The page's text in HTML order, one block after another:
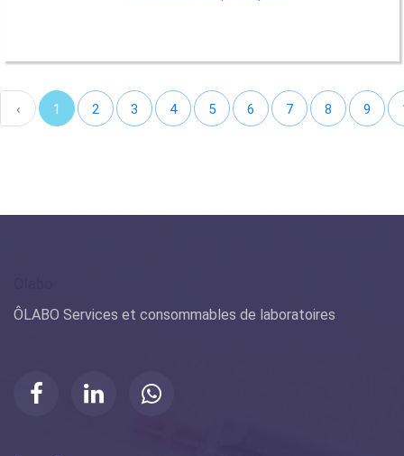
‹ 1 2 3 4 5 6 7 8 9
ÔLABO Services et consommables de laboratoires